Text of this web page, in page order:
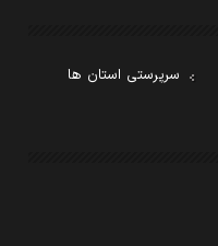
سرپرستی استان ها